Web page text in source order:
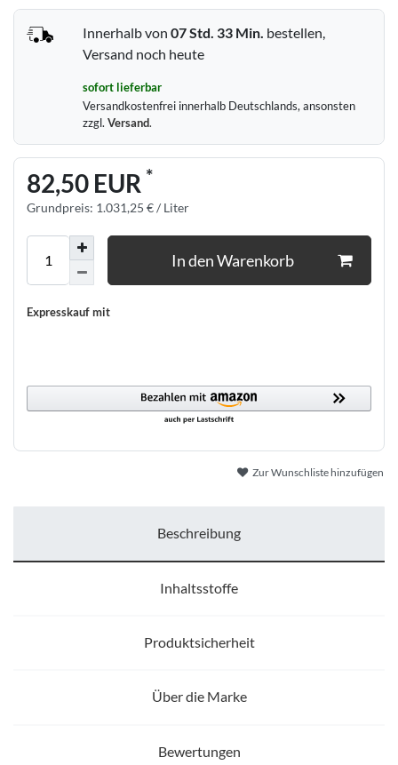
Innerhalb von 07 Std. 33 Min. bestellen,
Versand noch heute
sofort lieferbar
Versandkostenfrei innerhalb Deutschlands, ansonsten
zzgl. Versand.
82,50 EUR *
Grundpreis: 1.031,25 € / Liter
In den Warenkorb
Expresskauf mit
Zur Wunschliste hinzufügen
Beschreibung
Inhaltsstoffe
Produktsicherheit
Über die Marke
Bewertungen